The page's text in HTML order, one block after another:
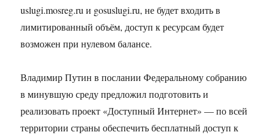
uslugi.mosreg.ru и gosuslugi.ru, не будет входить в
лимитированный объём, доступ к ресурсам будет
возможен при нулевом балансе.
Владимир Путин в послании Федеральному собранию
в минувшую среду предложил подготовить и
реализовать проект «Доступный Интернет» — по всей
территории страны обеспечить бесплатный доступ к